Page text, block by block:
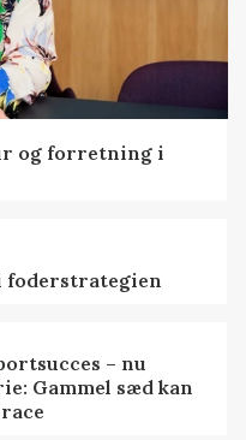
og forretning i
foderstrategien
– nu
Gammel sæd kan